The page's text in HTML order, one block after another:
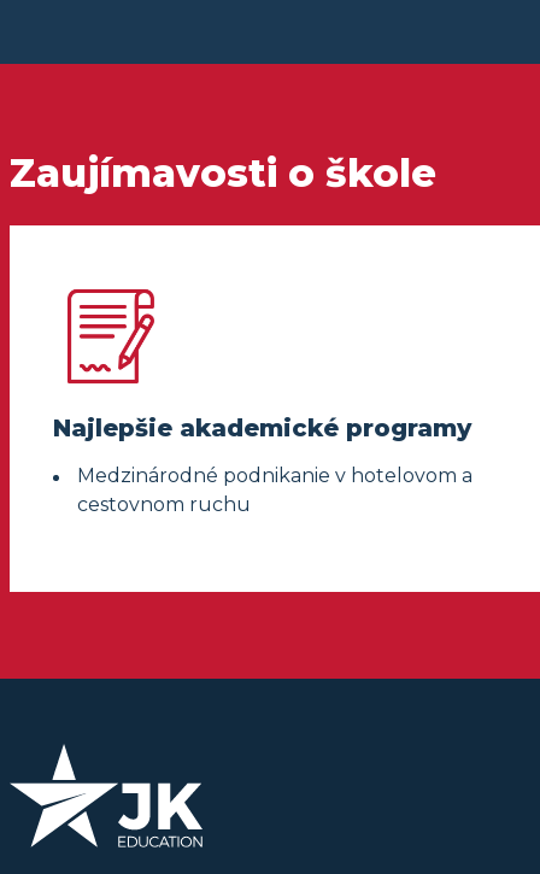
Zaujímavosti o škole
Najlepšie akademické programy
Medzinárodné podnikanie v hotelovom a
cestovnom ruchu